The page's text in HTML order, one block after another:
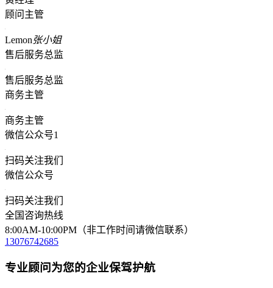
顾问主管
Lemon张小姐
售后服务总监
售后服务总监
商务主管
商务主管
微信公众号1
扫码关注我们
微信公众号
扫码关注我们
全国咨询热线
8:00AM-10:00PM（非工作时间请微信联系）
13076742685
专业顾问为您的企业保驾护航